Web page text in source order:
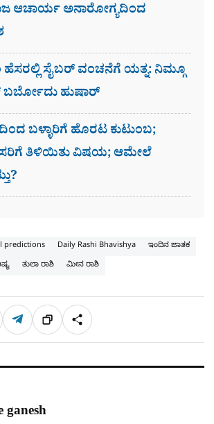
ಆಚಾರ್ಯ ಅನಾರೋಗ್ಯದಿಂದ
ಹೆಸರಲ್ಲಿ ಸೈಬ‌ರ್ ವಂಚನೆಗೆ ಯತ್ನ: ನಿಮ್ಗೂ
ಹುಷಾರ್​​
ಬಳ್ಳಾರಿಗೆ ಹೊರಟ ಕುಟುಂಬ;
ತಿಳಿಯಿತು ವಿಷಯ; ಆಮೇಲೆ
predictions Daily Rashi Bhavishya
ಇಂದಿನ ಜಾತಕ
ತುಲಾ ರಾಶಿ ಮೀನ ರಾಶಿ
T
l
e
m
ಲಿಂ
ಕ್
S
h
a
ganesh